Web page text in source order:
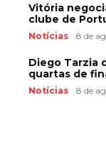
Vitória
clube de
Notícias 8 de
Diego Tarzia
quartas de
Notícias 8 de